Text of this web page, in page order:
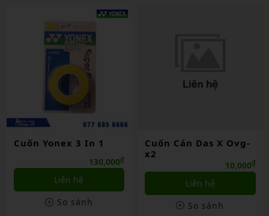
Cuốn Yonex 3 In 1
130,000₫
Liên hệ
So sánh
Cuốn Cán Das X Ovg-
x2
10,000₫
Liên hệ
So sánh